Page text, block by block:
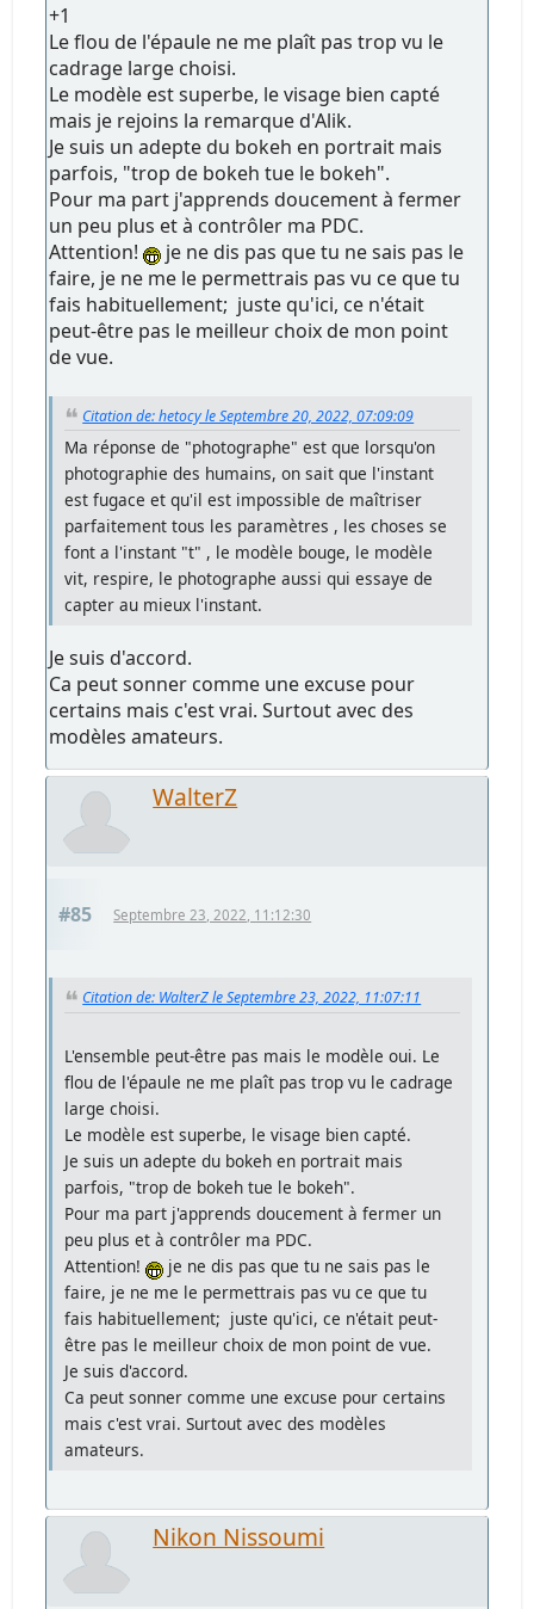
+1
Le flou de l'épaule ne me plaît pas trop vu le
cadrage large choisi.
Le modèle est superbe, le visage bien capté
mais je rejoins la remarque d'Alik.
Je suis un adepte du bokeh en portrait mais
parfois, "trop de bokeh tue le bokeh".
Pour ma part j'apprends doucement à fermer
un peu plus et à contrôler ma PDC.
Attention!
je ne dis pas que tu ne sais pas le
faire, je ne me le permettrais pas vu ce que tu
fais habituellement; juste qu'ici, ce n'était
peut-être pas le meilleur choix de mon point
de vue.
Citation de: hetocy le Septembre 20, 2022, 07:09:09
Ma réponse de "photographe" est que lorsqu'on
photographie des humains, on sait que l'instant
est fugace et qu'il est impossible de maîtriser
parfaitement tous les paramètres , les choses se
font a l'instant "t" , le modèle bouge, le modèle
vit, respire, le photographe aussi qui essaye de
capter au mieux l'instant.
Je suis d'accord.
Ca peut sonner comme une excuse pour
certains mais c'est vrai. Surtout avec des
modèles amateurs.
WalterZ
#85 Septembre 23, 2022, 11:12:30
Citation de: WalterZ le Septembre 23, 2022, 11:07:11
L'ensemble peut-être pas mais le modèle oui. Le
flou de l'épaule ne me plaît pas trop vu le cadrage
large choisi.
Le modèle est superbe, le visage bien capté.
Je suis un adepte du bokeh en portrait mais
parfois, "trop de bokeh tue le bokeh".
Pour ma part j'apprends doucement à fermer un
peu plus et à contrôler ma PDC.
Attention!
je ne dis pas que tu ne sais pas le
faire, je ne me le permettrais pas vu ce que tu
fais habituellement; juste qu'ici, ce n'était peut-
être pas le meilleur choix de mon point de vue.
Je suis d'accord.
Ca peut sonner comme une excuse pour certains
mais c'est vrai. Surtout avec des modèles
amateurs.
Nikon Nissoumi